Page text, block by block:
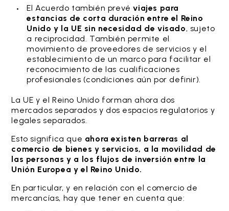
El Acuerdo también prevéviajes para
estancias de corta duración entre el Reino
Unido y la UE sin necesidad de visado, sujeto
a reciprocidad. También permite el
movimiento de proveedores de servicios y el
establecimiento de un marco para facilitar el
reconocimiento de las cualificaciones
profesionales (condiciones aún por definir).
La UE y el Reino Unido forman ahora dos
mercados separados y dos espacios regulatorios y
legales separados.
Esto significa que ahora existen barreras al
comercio de bienes y servicios, a la movilidad de
las personas y a los flujos de inversión entre la
Unión Europea y el Reino Unido.
En particular, y en relación con el comercio de
mercancías, hay que tener en cuenta que: